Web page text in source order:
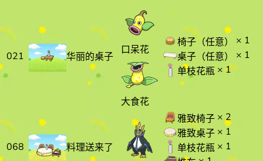
宝可梦
021 华丽的桌子
口呆花
大食花
椅子（任意）
× 1
桌子（任意）
× 1
单枝花瓶 × 1
068
料理送来了
雅致椅子 × 2
雅致桌子 × 1
单枝花瓶 × 1